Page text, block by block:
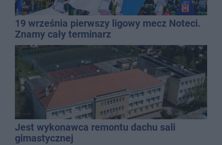
19 września pierwszy ligowy mecz Noteci.
Znamy cały terminarz
Jest wykonawca remontu dachu sali
gimastycznej